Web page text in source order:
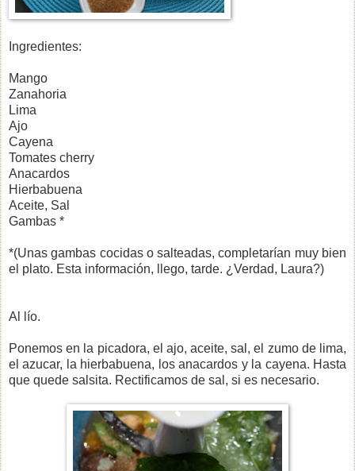
Ingredientes:
Mango
Zanahoria
Lima
Ajo
Cayena
Tomates cherry
Anacardos
Hierbabuena
Aceite, Sal
Gambas *
*(Unas gambas cocidas o salteadas, completarían muy bien
el plato. Esta información, llego, tarde. ¿Verdad, Laura?)
Al lío.
Ponemos en la picadora, el ajo, aceite, sal, el zumo de lima,
el azucar, la hierbabuena, los anacardos y la cayena. Hasta
que quede salsita. Rectificamos de sal, si es necesario.